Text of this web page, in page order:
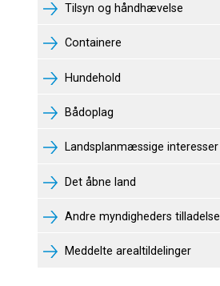
Tilsyn og håndhævelse
Containere
Hundehold
Bådoplag
Landsplanmæssige interesser
Det åbne land
Andre myndigheders tilladelse
Meddelte arealtildelinger